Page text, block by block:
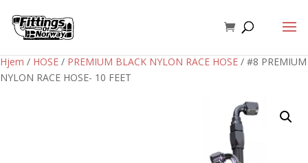
Hjem / HOSE / PREMIUM BLACK NYLON RACE HOSE / #8 PREMIUM
NYLON RACE HOSE- 10 FEET